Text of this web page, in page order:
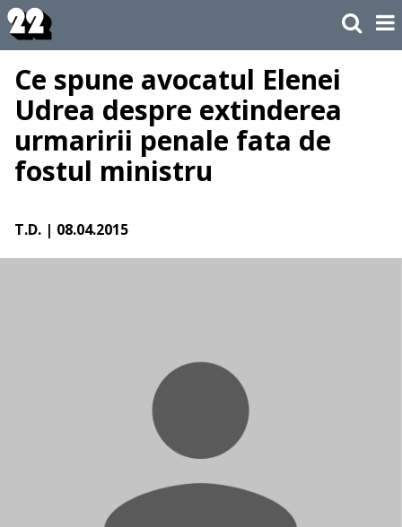
Ce spune avocatul Elenei
Udrea despre extinderea
urmaririi penale fata de
fostul ministru
T.D. | 08.04.2015